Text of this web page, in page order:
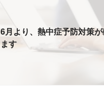
6月より、熱中症予防対策
ます